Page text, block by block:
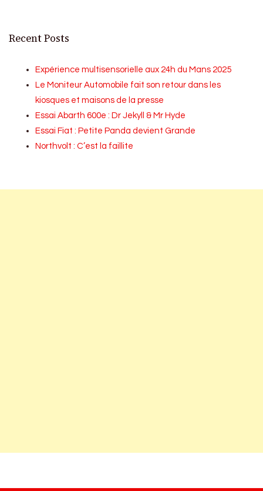
Recent Posts
Expérience multisensorielle aux 24h du Mans 2025
Le Moniteur Automobile fait son retour dans les
kiosques et maisons de la presse
Essai Abarth 600e : Dr Jekyll & Mr Hyde
Essai Fiat : Petite Panda devient Grande
Northvolt : C’est la faillite